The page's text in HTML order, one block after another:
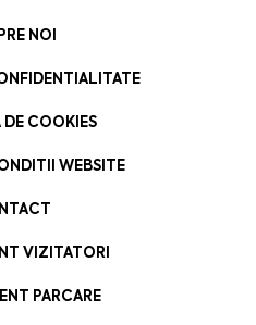
NOI
COOKIES
WEBSITE
VIZITATORI
PARCARE